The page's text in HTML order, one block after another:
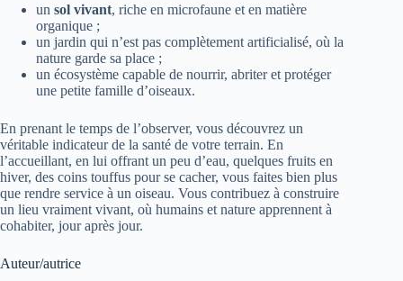
un sol vivant, riche en microfaune et en matière
organique ;
un jardin qui n’est pas complètement artificialisé, où la
nature garde sa place ;
un écosystème capable de nourrir, abriter et protéger
une petite famille d’oiseaux.
En prenant le temps de l’observer, vous découvrez un
véritable indicateur de la santé de votre terrain. En
l’accueillant, en lui offrant un peu d’eau, quelques fruits en
hiver, des coins touffus pour se cacher, vous faites bien plus
que rendre service à un oiseau. Vous contribuez à construire
un lieu vraiment vivant, où humains et nature apprennent à
cohabiter, jour après jour.
Auteur/autrice